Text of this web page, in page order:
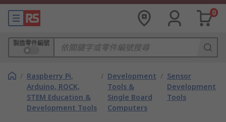
0
製造零件編號
/ Raspberry Pi,
Arduino, ROCK,
STEM Education &
Development Tools
/ Development
Tools &
Single Board
Computers
/ Sensor
Development
Tools